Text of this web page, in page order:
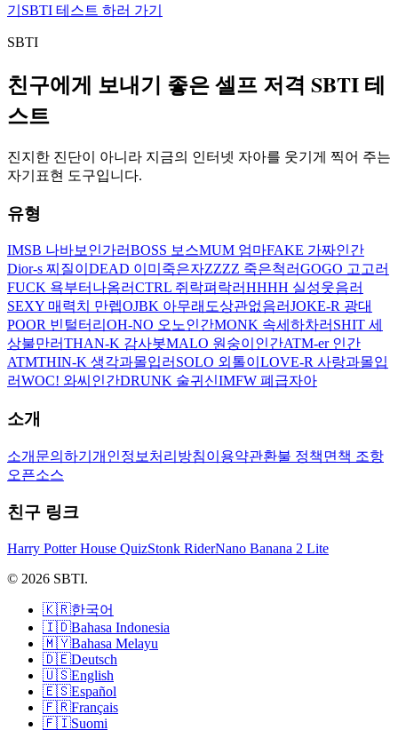
기 SBTI 테스트 하러 가기
SBTI
친구에게 보내기 좋은 셀프 저격 SBTI 테
스트
진지한 진단이 아니라 지금의 인터넷 자아를 웃기게 찍어 주는
자기표현 도구입니다.
유형
IMSB 나바보인가러BOSS 보스MUM 엄마FAKE 가짜인간
Dior-s 찌질이 DEAD 이미죽은자ZZZZ 죽은척러GOGO 고고러
FUCK 욕부터나옴러CTRL 쥐락펴락러HHHH 실성웃음러
SEXY 매력치 만렙OJBK 아무래도상관없음러JOKE-R 광대
POOR 빈털터리 OH-NO 오노인간MONK 속세하차러 SHIT 세
상불만러THAN-K 감사봇MALO 원숭이인간ATM-er 인간
ATMTHIN-K 생각과몰입러 SOLO 외톨이 LOVE-R 사랑과몰입
러WOC! 와씨인간DRUNK 술귀신IMFW 폐급자아
소개
소개 문의하기 개인정보처리방침이용약관환불 정책 면책 조항
오픈소스
친구 링크
Harry Potter House QuizStonk RiderNano Banana 2 Lite
© 2026 SBTI.
🇰🇷한국어
🇮🇩Bahasa Indonesia
🇲🇾Bahasa Melayu
🇩🇪Deutsch
🇺🇸English
🇪🇸Español
🇫🇷Français
🇫🇮Suomi